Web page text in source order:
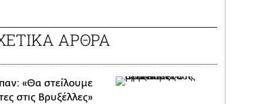
ΑΡΘΡΑ
«Θα στείλουμε
στις Βρυξέλλες»